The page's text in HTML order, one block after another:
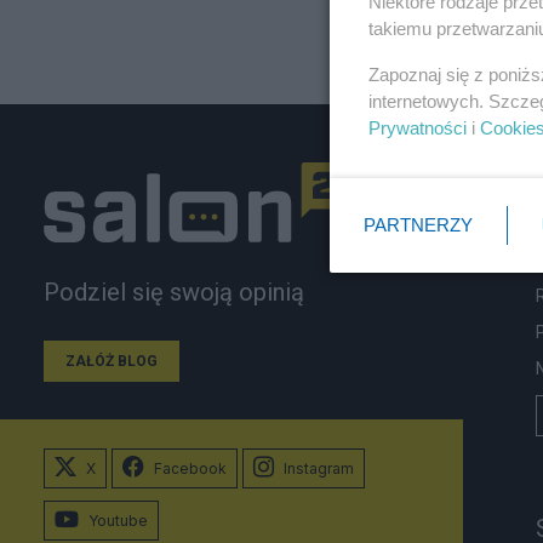
Podziel się swoją opinią
ZAŁÓŻ BLOG
X Facebook Instagram
Youtube
takiemu
Zapoznaj się z
internetowych.
Prywatności i Cookies
PARTNERZY